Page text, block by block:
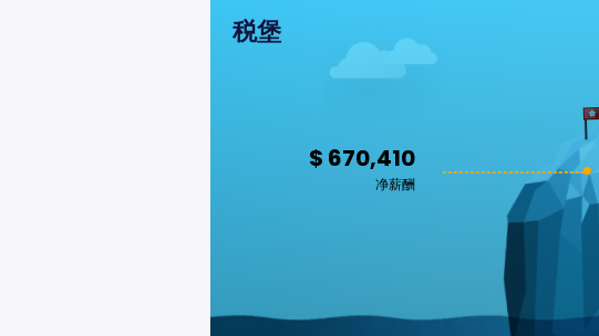
税堡
$ 670,410
净薪酬